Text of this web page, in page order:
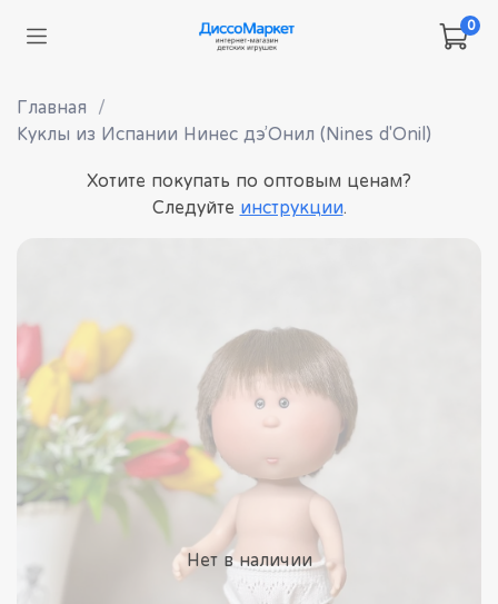
0
Главная
Куклы из Испании Нинес дэ’Онил (Nines d'Onil)
Хотите покупать по оптовым ценам?
Следуйте инструкции.
Нет в наличии